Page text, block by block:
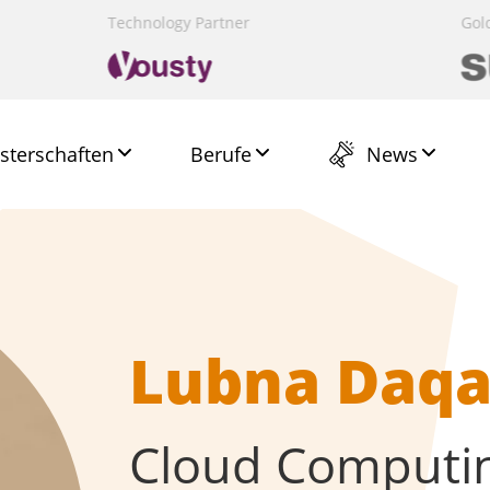
Presenting Partner Host Partner
Technology Partner
Gold Partner
Berufe News
Lubna Daqa
Cloud